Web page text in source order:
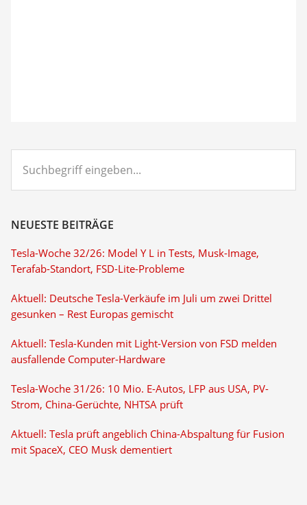
eingeben...
NEUESTE BEITRÄGE
Tesla-Woche 32/26: Model Y L in Tests, Musk-Image,
Terafab-Standort, FSD-Lite-Probleme
Aktuell: Deutsche Tesla-Verkäufe im Juli um zwei Drittel
gesunken – Rest Europas gemischt
Aktuell: Tesla-Kunden mit Light-Version von FSD melden
ausfallende Computer-Hardware
Tesla-Woche 31/26: 10 Mio. E-Autos, LFP aus USA, PV-
Strom, China-Gerüchte, NHTSA prüft
Aktuell: Tesla prüft angeblich China-Abspaltung für Fusion
mit SpaceX, CEO Musk dementiert